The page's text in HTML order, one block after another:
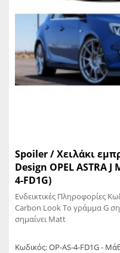
Spoiler / Χειλάκι
Design OPEL ASTRA
4-FD1G)
Ενδεικτικές Πληροφορίες
Carbon Look Το γράμμα G
σημαίνει Matt
Κωδικός: OP-AS-4-FD1G -